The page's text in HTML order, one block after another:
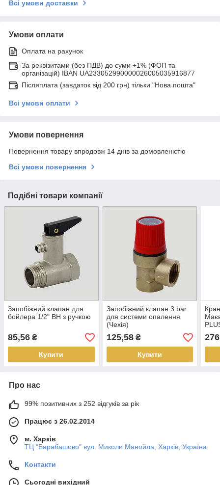
Всі умови доставки
Умови оплати
Оплата на рахунок
За реквізитами (без ПДВ) до суми +1% (ФОП та
організацій) IBAN UA233052990000026005035916877
Післяплата (завдаток від 200 грн) тільки "Нова пошта"
Всі умови оплати
Умови повернення
Повернення товару впродовж 14 днів за домовленістю
Всі умови повернення
Подібні товари компанії
Запобіжний клапан для
бойлера 1/2" ВН з ручкою
85,56 ₴
Купити
Запобіжний клапан 3 bar
для системи опалення
(Чехія)
125,58₴
Купити
276
Про нас
99% позитивних з 252 відгуків за рік
Працює з 26.02.2014
м. Харків
ТЦ "Барабашово" вул. Миколи Манойла, Харків, Україна
Контакти
Сьогодні вихідний